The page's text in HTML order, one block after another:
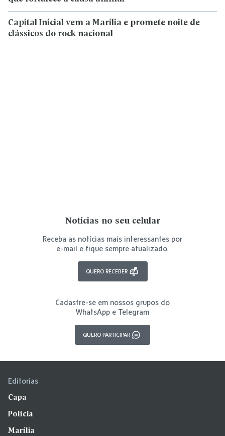
Capital Inicial vem a Marília e promete noite de
clássicos do rock nacional
Notícias no seu celular
Receba as notícias mais interessantes por
e-mail e fique sempre atualizado.
QUERO RECEBER
Cadastre-se em nossos grupos do
WhatsApp e Telegram
QUERO PARTICIPAR
Editorias
Capa
Polícia
Marília